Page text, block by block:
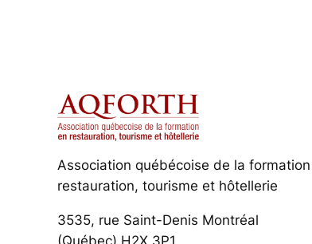
Association québécoise de la
restauration, tourisme et hôtellerie
3535, rue Saint-Denis Montréal
(Québec) H2X 3P1